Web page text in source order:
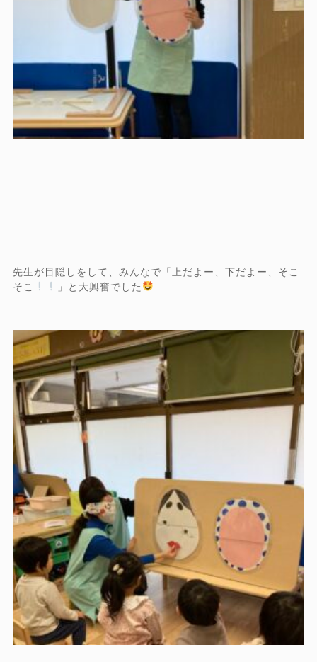
先生が目隠しをして、みんなで「上だよー、下だよー、そこ
そこ
」と大興奮でした